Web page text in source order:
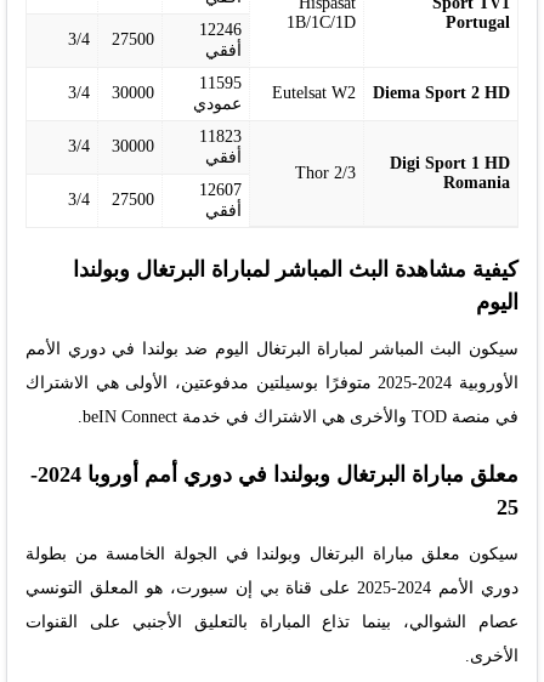
Portugal
1B/1C/1D
12246
أفقي
27500
3/4
Diema Sport 2 HD
Eutelsat W2
11595
عمودي
30000
3/4
Digi Sport 1 HD
Romania
Thor 2/3
11823
أفقي
30000
3/4
12607
أفقي
27500
3/4
كيفية مشاهدة البث المباشر لمباراة البرتغال وبولندا
اليوم
سيكون البث المباشر لمباراة البرتغال اليوم ضد بولندا في دوري الأمم
الأوروبية 2024-2025 متوفرًا بوسيلتين مدفوعتين، الأولى هي الاشتراك
في منصة TOD والأخرى هي الاشتراك في خدمة beIN Connect.
معلق مباراة البرتغال وبولندا في دوري أمم أوروبا 2024-
25
سيكون معلق مباراة البرتغال وبولندا في الجولة الخامسة من بطولة
دوري الأمم 2024-2025 على قناة بي إن سبورت، هو المعلق التونسي
عصام الشوالي، بينما تذاع المباراة بالتعليق الأجنبي على القنوات
الأخرى.